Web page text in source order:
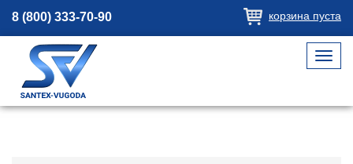
8 (800) 333-70-90 корзина пуста